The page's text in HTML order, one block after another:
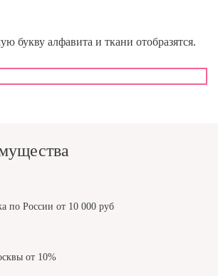
букву алфавита и ткани отобразятся.
по России от 10 000 руб
от 10%